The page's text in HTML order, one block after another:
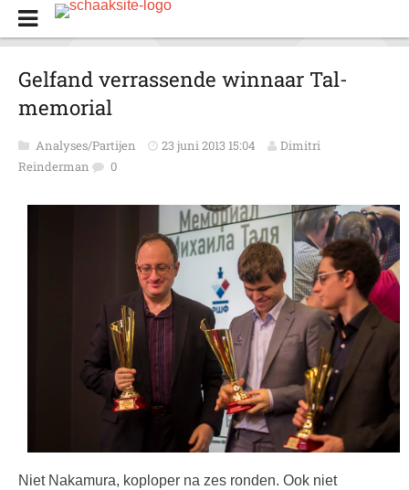
Gelfand verrassende winnaar Tal-
memorial
Analyses/Partijen 23 juni 2013 15:04
Dimitri
Reinderman
0
Niet Nakamura, koploper na zes ronden. Ook niet